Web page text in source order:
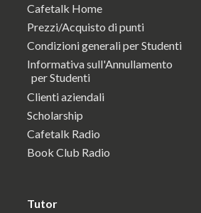
Cafetalk Home
Prezzi/Acquisto di punti
Condizioni generali per Studenti
Informativa sull'Annullamento
per Studenti
Clienti aziendali
Scholarship
Cafetalk Radio
Book Club Radio
Tutor